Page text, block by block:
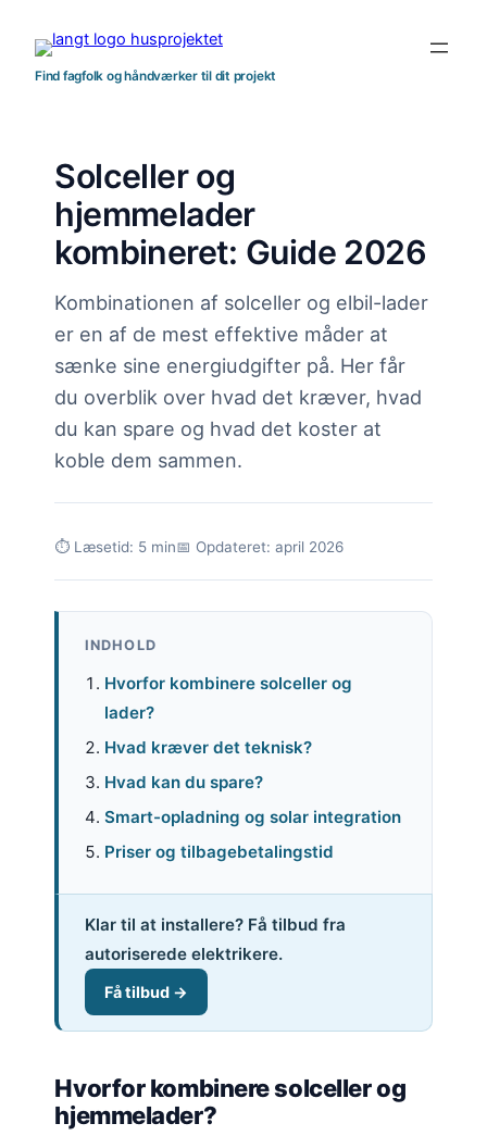
indhold
Find fagfolk og håndværker til dit projekt
Solceller og
hjemmelader
kombineret: Guide 2026
Kombinationen af solceller og elbil-lader
er en af de mest effektive måder at
sænke sine energiudgifter på. Her får
du overblik over hvad det kræver, hvad
du kan spare og hvad det koster at
koble dem sammen.
⏱ Læsetid: 5 min📅 Opdateret: april 2026
INDHOLD
Hvorfor kombinere solceller og
lader?
Hvad kræver det teknisk?
Hvad kan du spare?
Smart-opladning og solar integration
Priser og tilbagebetalingstid
Klar til at installere? Få tilbud fra
autoriserede elektrikere.
Få tilbud →
Hvorfor kombinere solceller og
hjemmelader?